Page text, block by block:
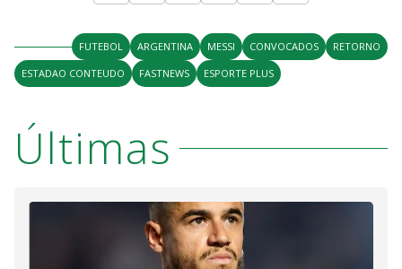
FUTEBOL ARGENTINA MESSI CONVOCADOS
RETORNO
ESTADAO CONTEUDO
FASTNEWS ESPORTE PLUS
Últimas